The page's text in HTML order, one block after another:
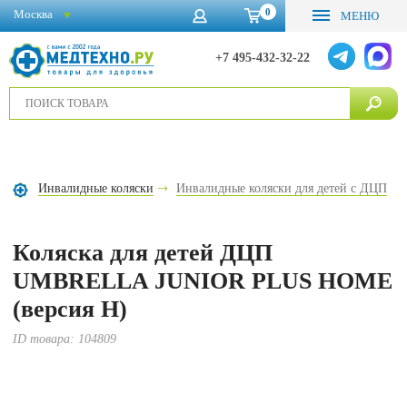
0 МЕНЮ
+7 495-432-32-22
Москва
Инвалидные коляски Инвалидные коляски для детей с ДЦП
Коляска для детей ДЦП
UMBRELLA JUNIOR PLUS HOME
(версия Н)
ID товара: 104809